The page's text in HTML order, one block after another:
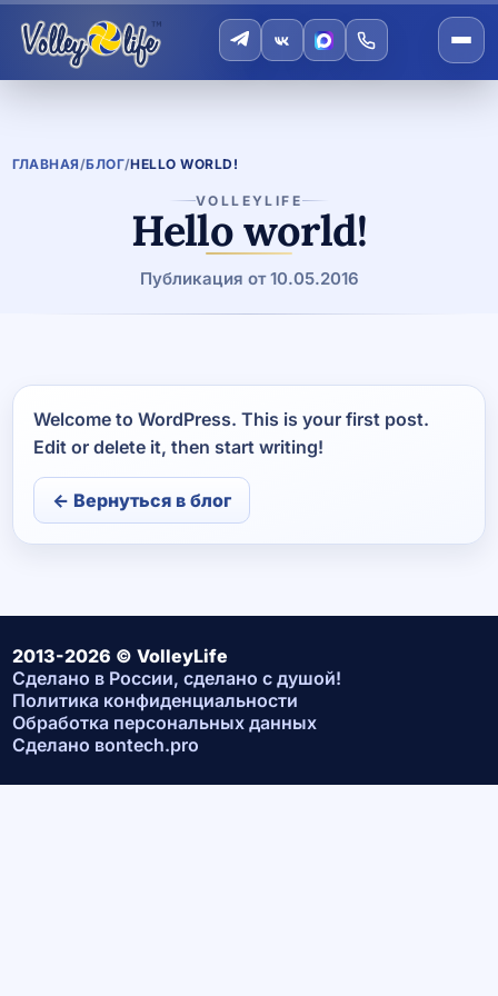
ГЛАВНАЯ/БЛОГ/HELLO WORLD!
VOLLEYLIFE
Hello world!
Публикация от 10.05.2016
Welcome to WordPress. This is your first post.
Edit or delete it, then start writing!
← Вернуться в блог
2013-2026 © VolleyLife
Сделано в России, сделано с душой!
Политика конфиденциальности
Обработка персональных данных
Сделано вontech.pro